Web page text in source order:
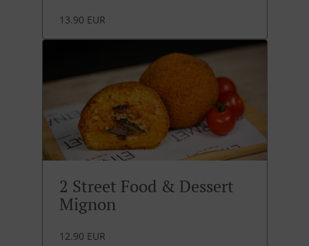
13.90 EUR
2 Street Food & Dessert
Mignon
12.90 EUR